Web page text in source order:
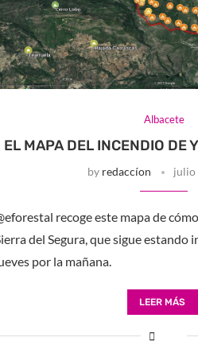
Albacete
EL MAPA DEL INCENDIO DE
by redaccíon julio
recoge este mapa de
del Segura, que sigue estando
por la mañana.
LEER MÁS